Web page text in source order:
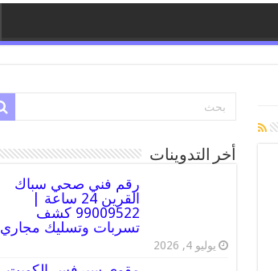
أخر التدوينات
رقم فني صحي سباك
القرين 24 ساعة |
99009522 كشف
تسربات وتسليك مجاري
يوليو 4, 2026